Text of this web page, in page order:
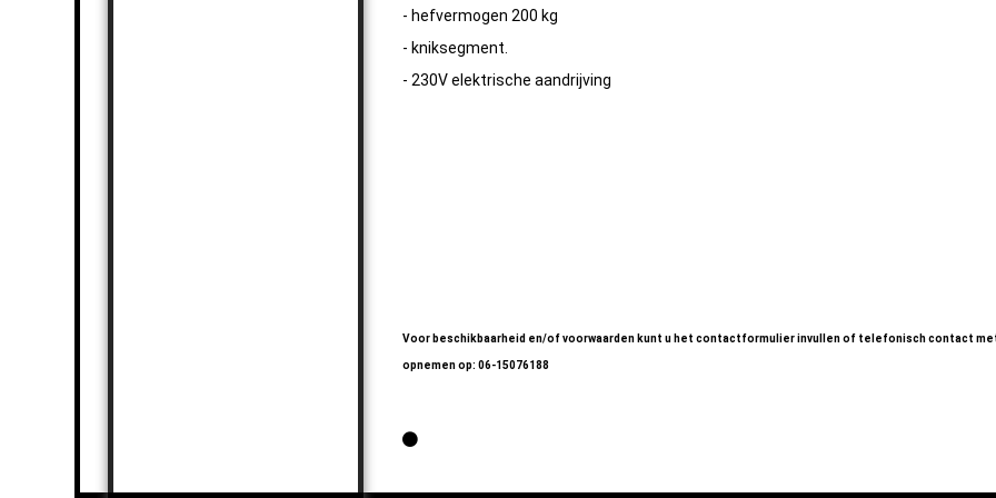
- hefvermogen 200 kg
- kniksegment.
- 230V elektrische aandrijving
Voor beschikbaarheid en/of voorwaarden kunt u het contactformulier invullen of telefonisch contact
opnemen op: 06-15076188